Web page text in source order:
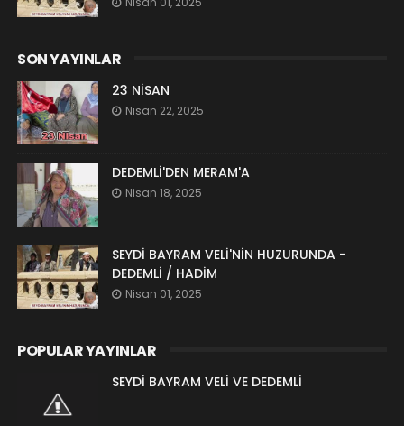
SON YAYINLAR
23 NİSAN
Nisan 22, 2025
DEDEMLİ'DEN MERAM'A
Nisan 18, 2025
SEYDİ BAYRAM VELİ'NİN HUZURUNDA -
DEDEMLİ / HADİM
Nisan 01, 2025
POPULAR YAYINLAR
SEYDİ BAYRAM VELİ VE DEDEMLİ